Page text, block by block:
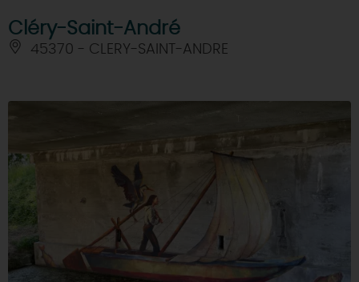
Cléry-Saint-André
45370 - CLERY-SAINT-ANDRE